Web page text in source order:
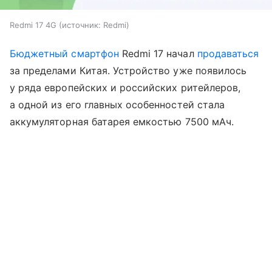
Redmi 17 4G источник: Redmi
Бюджетный смартфон Redmi 17 начал продаваться
за пределами Китая. Устройство уже появилось
у ряда европейских и российских ритейлеров,
а одной из его главных особенностей стала
аккумуляторная батарея емкостью 7500 мАч.